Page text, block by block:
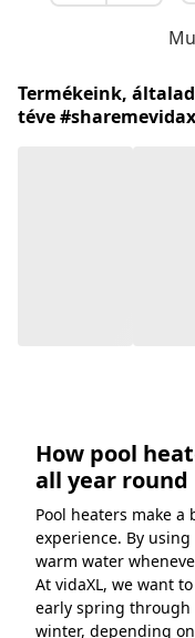
Termékeink,
téve
How pool
all year round
Pool heaters make
experience. By
warm water
At vidaXL, we want
early spring
winter, depending